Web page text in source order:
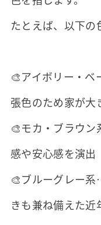
たとえば、以下の
🎨アイボリー・
張色のため家が大
🎨モカ・ブラウ
感や安心感を演出
🎨ブルーグレー
きも兼ね備えた近